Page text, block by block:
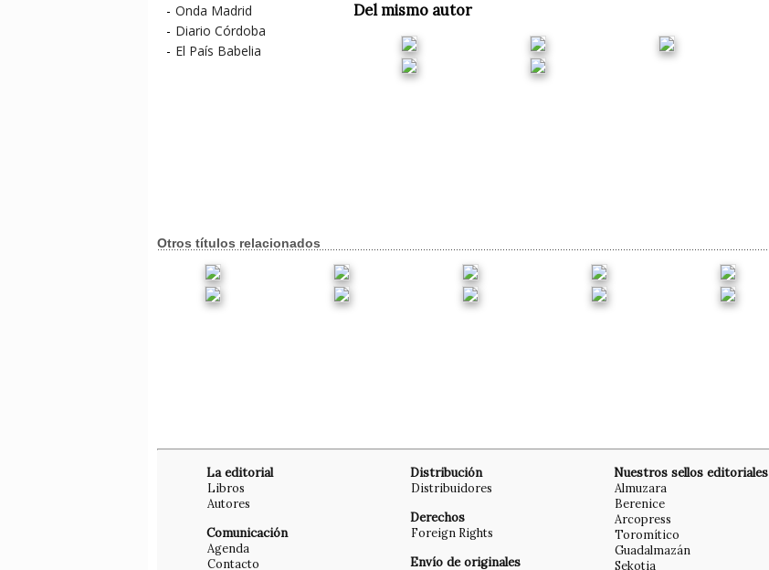
- Onda Madrid
- Diario Córdoba
- El País Babelia
Del mismo autor
Otros títulos relacionados
La editorial
Libros
Autores
Comunicación
Agenda
Contacto
Distribución
Distribuidores
Derechos
Foreign Rights
Envío de originales
Nuestros sellos editoriales
Almuzara
Berenice
Arcopress
Toromítico
Guadalmazán
Sekotia